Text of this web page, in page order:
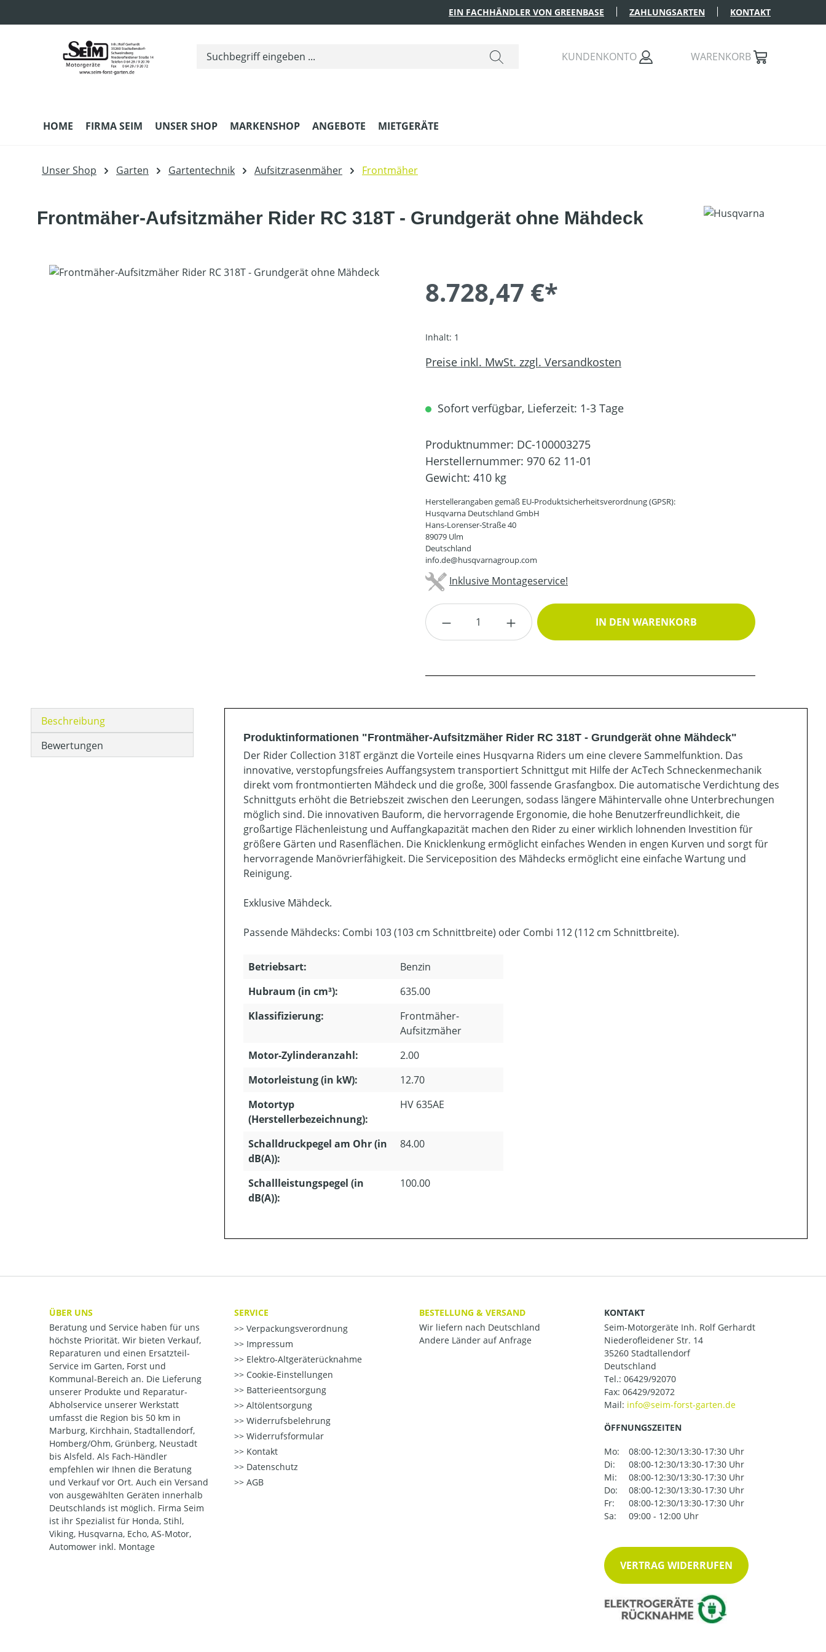
EIN FACHHÄNDLER VON GREENBASE ZAHLUNGSARTEN KONTAKT
KUNDENKONTO WARENKORB
HOME FIRMA SEIM UNSER SHOP MARKENSHOP ANGEBOTE MIETGERÄTE
Unser Shop Garten Gartentechnik Aufsitzrasenmäher Frontmäher
Frontmäher-Aufsitzmäher Rider RC 318T - Grundgerät ohne Mähdeck
Bildergalerie überspringen
8.728,47 €*
Inhalt: 1
Preise inkl. MwSt. zzgl. Versandkosten
Sofort verfügbar, Lieferzeit: 1-3 Tage
Produktnummer: DC-100003275
Herstellernummer: 970 62 11-01
Gewicht: 410 kg
Herstellerangaben gemäß EU-Produktsicherheitsverordnung (GPSR):
Husqvarna Deutschland GmbH
Hans-Lorenser-Straße 40
89079 Ulm
Deutschland
info.de@husqvarnagroup.com
Inklusive Montageservice!
Produkt Anzahl: Gib den gewünschten Wert ein oder
IN DEN WARENKORB
Beschreibung
Bewertungen
Produktinformationen "Frontmäher-Aufsitzmäher Rider RC 318T - Grundgerät ohne Mähdeck"
Der Rider Collection 318T ergänzt die Vorteile eines Husqvarna Riders um eine clevere Sammelfunktion. Das
innovative, verstopfungsfreies Auffangsystem transportiert Schnittgut mit Hilfe der AcTech Schneckenmechanik
direkt vom frontmontierten Mähdeck und die große, 300l fassende Grasfangbox. Die automatische Verdichtung des
Schnittguts erhöht die Betriebszeit zwischen den Leerungen, sodass längere Mähintervalle ohne Unterbrechungen
möglich sind. Die innovativen Bauform, die hervorragende Ergonomie, die hohe Benutzerfreundlichkeit, die
großartige Flächenleistung und Auffangkapazität machen den Rider zu einer wirklich lohnenden Investition für
größere Gärten und Rasenflächen. Die Knicklenkung ermöglicht einfaches Wenden in engen Kurven und sorgt für
hervorragende Manövrierfähigkeit. Die Serviceposition des Mähdecks ermöglicht eine einfache Wartung und
Reinigung.
Exklusive Mähdeck.
Passende Mähdecks: Combi 103 (103 cm Schnittbreite) oder Combi 112 (112 cm Schnittbreite).
Betriebsart:
Benzin
Hubraum (in cm³):
635.00
Klassifizierung:
Frontmäher-
Aufsitzmäher
Motor-Zylinderanzahl:
2.00
Motorleistung (in kW):
12.70
Motortyp
(Herstellerbezeichnung):
HV 635AE
Schalldruckpegel am Ohr (in
dB(A)):
84.00
Schallleistungspegel (in
dB(A)):
100.00
ÜBER UNS
Beratung und Service haben für uns
höchste Priorität. Wir bieten Verkauf,
Reparaturen und einen Ersatzteil-
Service im Garten, Forst und
Kommunal-Bereich an. Die Lieferung
unserer Produkte und Reparatur-
Abholservice unserer Werkstatt
umfasst die Region bis 50 km in
Marburg, Kirchhain, Stadtallendorf,
Homberg/Ohm, Grünberg, Neustadt
bis Alsfeld. Als Fach-Händler
empfehlen wir Ihnen die Beratung
und Verkauf vor Ort. Auch ein Versand
von ausgewählten Geräten innerhalb
Deutschlands ist möglich. Firma Seim
ist ihr Spezialist für Honda, Stihl,
Viking, Husqvarna, Echo, AS-Motor,
Automower inkl. Montage
SERVICE
Verpackungsverordnung
Impressum
Elektro-Altgeräterücknahme
Cookie-Einstellungen
Batterieentsorgung
Altölentsorgung
Widerrufsbelehrung
Widerrufsformular
Kontakt
Datenschutz
AGB
BESTELLUNG & VERSAND
Wir liefern nach Deutschland
Andere Länder auf Anfrage
KONTAKT
Seim-Motorgeräte Inh. Rolf Gerhardt
Niederofleidener Str. 14
35260 Stadtallendorf
Deutschland
Tel.: 06429/92070
Fax: 06429/92072
Mail:
ÖFFNUNGSZEITEN
Mo:
08:00-12:30/13:30-17:30 Uhr
Di:
08:00-12:30/13:30-17:30 Uhr
Mi:
08:00-12:30/13:30-17:30 Uhr
Do:
08:00-12:30/13:30-17:30 Uhr
Fr:
08:00-12:30/13:30-17:30 Uhr
Sa:
09:00 - 12:00 Uhr
VERTRAG WIDERRUFEN